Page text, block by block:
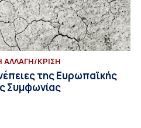
ΑΛΛΑΓΗ/ΚΡΙΣΗ
της Ευρωπαϊκής
Συμφωνίας